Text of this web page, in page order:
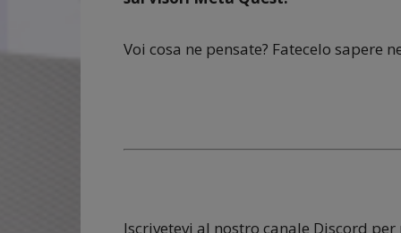
Voi cosa ne pensate? Fatecelo sapere
Iscrivetevi al nostro canale Discord